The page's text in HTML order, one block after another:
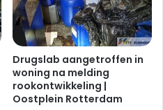
Drugslab aangetroffen in
woning na melding
rookontwikkeling |
Oostplein Rotterdam